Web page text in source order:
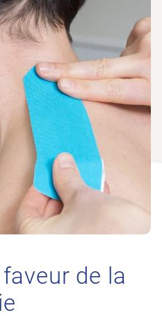
faveur de la